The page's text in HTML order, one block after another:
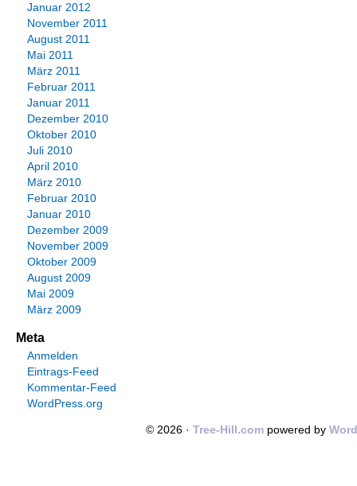
Januar 2012
November 2011
August 2011
Mai 2011
März 2011
Februar 2011
Januar 2011
Dezember 2010
Oktober 2010
Juli 2010
April 2010
März 2010
Februar 2010
Januar 2010
Dezember 2009
November 2009
Oktober 2009
August 2009
Mai 2009
März 2009
Meta
Anmelden
Eintrags-Feed
Kommentar-Feed
WordPress.org
© 2026 · Tree-Hill.compowered by